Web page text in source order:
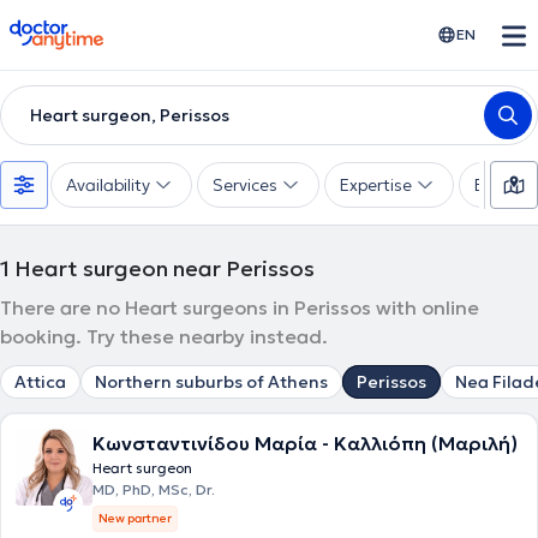
doctoranytime EN
Heart surgeon, Perissos
Availability Services Expertise
1 Heart surgeon near Perissos
There are no Heart surgeons in Perissos with online
booking. Try these nearby instead.
Attica Northern suburbs of Athens Perissos Nea
Κωνσταντινίδου Μαρία - Καλλιόπη (Μαριλή)
Heart surgeon
MD, PhD, MSc, Dr.
New partner